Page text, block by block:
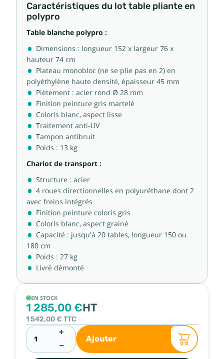
Caractéristiques du lot table pliante en
polypro
Table blanche polypro :
Dimensions : longueur 152 x largeur 76 x
hauteur 74 cm
Plateau monobloc (ne se plie pas en 2) en
polyéthylène haute densité, épaisseur 45 mm
Piètement : acier rond Ø 28 mm
Finition peinture gris martelé
Coloris blanc, aspect lisse
Traitement anti-UV
Tampon antibruit
Poids : 13 kg
Chariot de transport :
Structure : acier
4 roues directionnelles en polyuréthane dont 2
avec freins intégrés
Finition peinture coloris gris
Coloris blanc, aspect grainé
Capacité : jusqu'à 20 tables, longueur 150 ou
180 cm
Poids : 27 kg
Livré démonté
EN STOCK
1 285,00 €HT
1 542,00 € TTC
+
−
Ajouter